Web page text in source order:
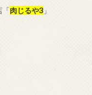
「肉じるや3」